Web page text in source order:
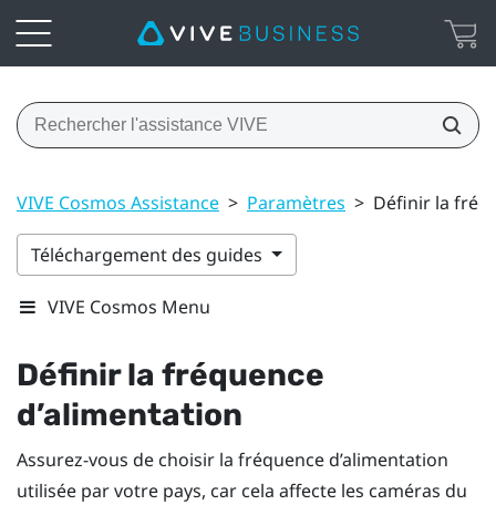
VIVE Cosmos Assistance > Paramètres > Définir la
Téléchargement des guides
VIVE Cosmos Menu
Définir la fréquence
d’alimentation
Assurez-vous de choisir la fréquence d’alimentation
utilisée par votre pays, car cela affecte les caméras du